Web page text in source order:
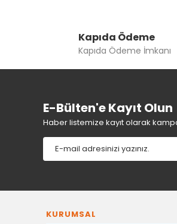
Kapıda Ödeme
Kapıda Ödeme İmkanı
E-Bülten'e Kayıt Olun
Haber listemize kayıt olarak
KURUMSAL